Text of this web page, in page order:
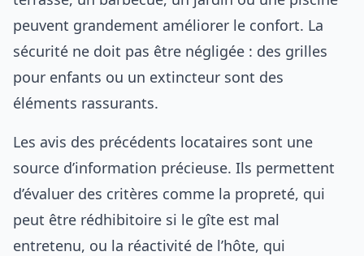
peuvent grandement améliorer le confort. La
sécurité ne doit pas être négligée : des grilles
pour enfants ou un extincteur sont des
éléments rassurants.
Les avis des précédents locataires sont une
source d’information précieuse. Ils permettent
d’évaluer des critères comme la propreté, qui
peut être rédhibitoire si le gîte est mal
entretenu, ou la réactivité de l’hôte, qui